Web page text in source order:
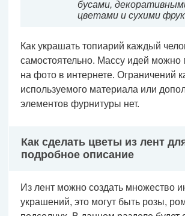
бусами,
цветами и сухими
Как украшать топиарий каждый
самостоятельно. Массу идей можно
на фото в интернете. Ограничений
используемого материала или
элементов фурнитуры нет.
Как сделать цветы из лент
подробное описание
Из лент можно создать множество
украшений, это могут быть розы,